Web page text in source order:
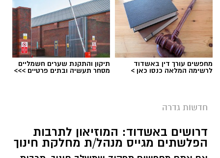
צילום: דוברות המשטרה
אגף התנועה של משטרת ישראל נערך לשינוי
מחפשים עורך דין באשדוד
לרשימה המלאה כנסו כאן >
תיקון והתקנת שערים חשמליים
מסחר תעשיה ובתים פרטיים >>>
חדשות גדרה
דרושים באשדוד: המוזיאון לתרבות
הפלשתים מגייס מנהל/ת מחלקת חינוך